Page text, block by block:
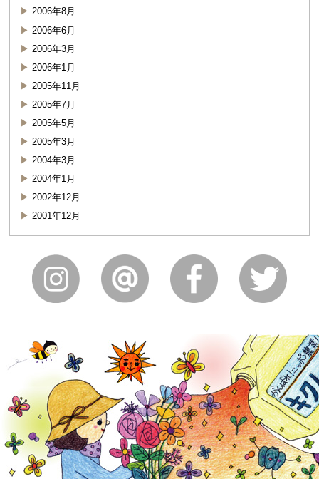
2006年8月
2006年6月
2006年3月
2006年1月
2005年11月
2005年7月
2005年5月
2005年3月
2004年3月
2004年1月
2002年12月
2001年12月